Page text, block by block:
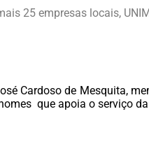
25 empresas locais,
Cardoso de Mesquita,
que apoia o serviço